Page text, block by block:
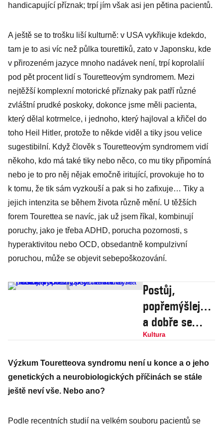
handicapující příznak; trpí jím však asi jen pětina pacientů.
A ještě se to trošku liší kulturně: v USA vykřikuje kdekdo,
tam je to asi víc než půlka tourettiků, zato v Japonsku, kde
v přirozeném jazyce mnoho nadávek není, trpí koprolalií
pod pět procent lidí s Touretteovým syndromem. Mezi
nejtěžší komplexní motorické příznaky pak patří různé
zvláštní prudké poskoky, dokonce jsme měli pacienta,
který dělal kotrmelce, i jednoho, který hajloval a křičel do
toho Heil Hitler, protože to někde viděl a tiky jsou velice
sugestibilní. Když člověk s Touretteovým syndromem vidí
někoho, kdo má také tiky nebo něco, co mu tiky připomíná
nebo je to pro něj nějak emočně iritující, provokuje ho to
k tomu, že tik sám vyzkouší a pak si ho zafixuje… Tiky a
jejich intenzita se během života různě mění. U těžších
forem Tourettea se navíc, jak už jsem říkal, kombinují
poruchy, jako je třeba ADHD, porucha pozornosti, s
hyperaktivitou nebo OCD, obsedantně kompulzivní
poruchou, může se objevit sebepoškozování.
Postůj,
popřemýšlej…
a dobře se
pobav. Vychází
nestora
Cyrila Höschla
Kultura
Výzkum Touretteova syndromu není u konce a o jeho
genetických a neurobiologických příčinách se stále
ještě neví vše. Nebo ano?
Podle recentních studií na velkém souboru pacientů se